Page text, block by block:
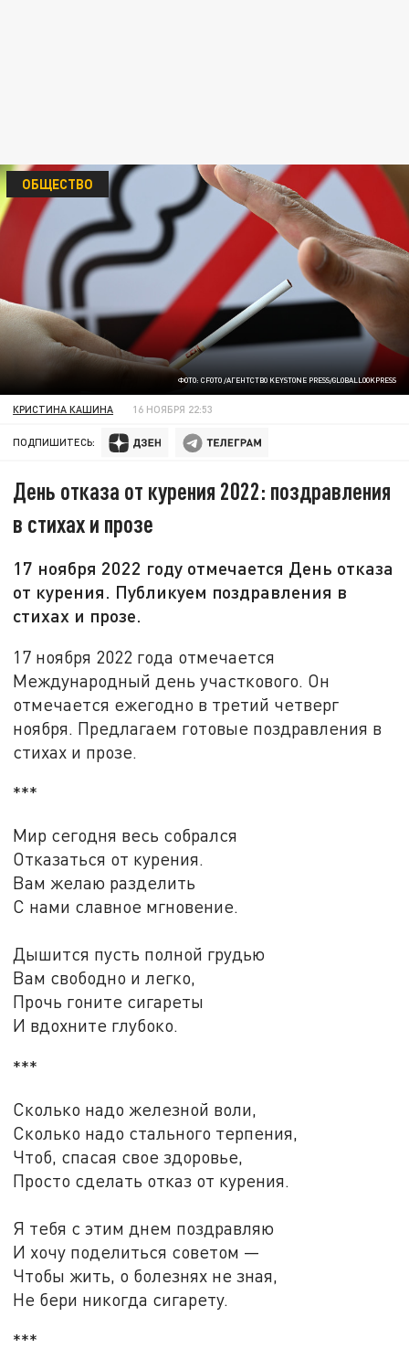
ФОТО: CFOTO /АГЕНТСТВО KEYSTONE PRESS/GLOBALLOOKPRESS
ОБЩЕСТВО
КРИСТИНА КАШИНА 16 НОЯБРЯ 22:53
ПОДПИШИТЕСЬ:
День отказа от курения 2022: поздравления
в стихах и прозе
17 ноября 2022 году отмечается День отказа
от курения. Публикуем поздравления в
стихах и прозе.
17 ноября 2022 года отмечается
Международный день участкового. Он
отмечается ежегодно в третий четверг
ноября. Предлагаем готовые поздравления в
стихах и прозе.
***
Мир сегодня весь собрался
Отказаться от курения.
Вам желаю разделить
С нами славное мгновение.
Дышится пусть полной грудью
Вам свободно и легко,
Прочь гоните сигареты
И вдохните глубоко.
***
Сколько надо железной воли,
Сколько надо стального терпения,
Чтоб, спасая свое здоровье,
Просто сделать отказ от курения.
Я тебя с этим днем поздравляю
И хочу поделиться советом —
Чтобы жить, о болезнях не зная,
Не бери никогда сигарету.
***